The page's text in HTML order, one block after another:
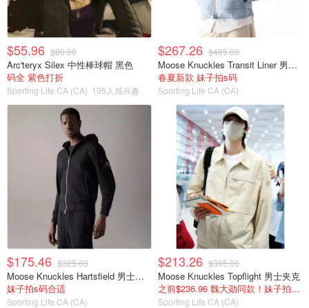
$55.96 $80.00
Arc'teryx Silex 中性棒球帽 黑色
码全 紫色打折
Sporting Life CA (CA) 195人感兴趣
$267.26 $495.00
Moose Knuckles Transit Liner 男士羽绒飞行夹克
春夏新款 妹子拍s码
Sporting Life CA (CA)
$175.46 $325.00
Moose Knuckles Hartsfield 男士连帽卫衣 拉链款
妹子拍s码合适
Sporting Life CA (CA)
$213.26 $395.00
Moose Knuckles Topflight 男士夹克
之前$236.96 魏大勋同款！妹子拍s码
Sporting Life CA (CA)